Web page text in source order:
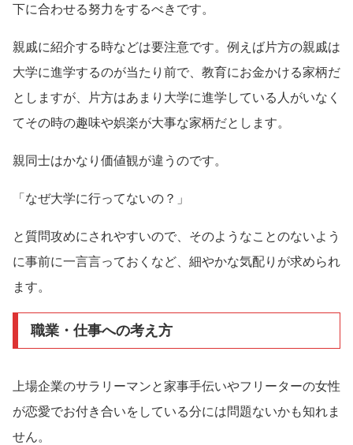
下に合わせる努力をするべきです。
親戚に紹介する時などは要注意です。例えば片方の親戚は
大学に進学するのが当たり前で、教育にお金かける家柄だ
としますが、片方はあまり大学に進学している人がいなく
てその時の趣味や娯楽が大事な家柄だとします。
親同士はかなり価値観が違うのです。
「なぜ大学に行ってないの？」
と質問攻めにされやすいので、そのようなことのないよう
に事前に一言言っておくなど、細やかな気配りが求められ
ます。
職業・仕事への考え方
上場企業のサラリーマンと家事手伝いやフリーターの女性
が恋愛でお付き合いをしている分には問題ないかも知れま
せん。